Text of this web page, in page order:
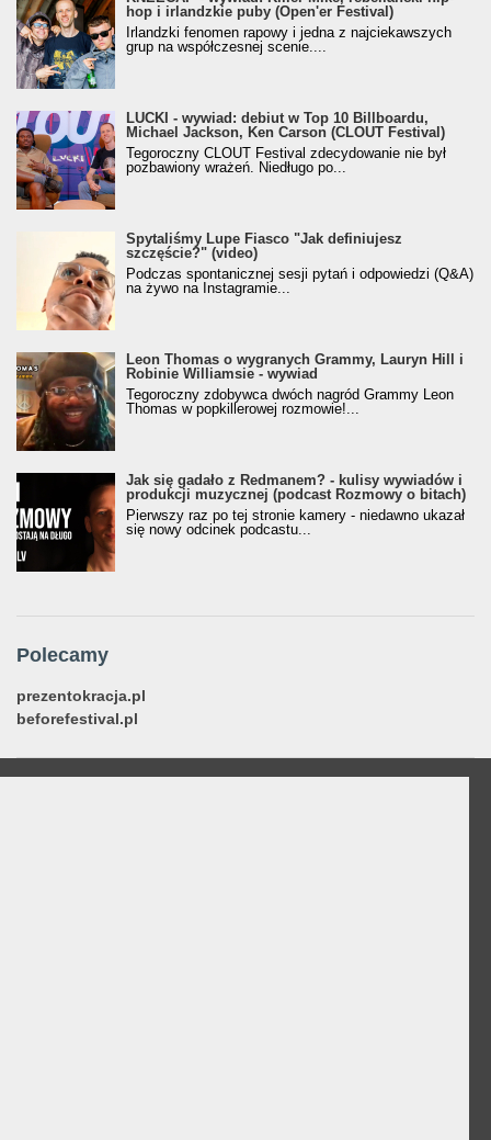
hop i irlandzkie puby (Open'er Festival)
Irlandzki fenomen rapowy i jedna z najciekawszych
grup na współczesnej scenie....
LUCKI - wywiad: debiut w Top 10 Billboardu,
Michael Jackson, Ken Carson (CLOUT Festival)
Tegoroczny CLOUT Festival zdecydowanie nie był
pozbawiony wrażeń. Niedługo po...
Spytaliśmy Lupe Fiasco "Jak definiujesz
szczęście?" (video)
Podczas spontanicznej sesji pytań i odpowiedzi (Q&A)
na żywo na Instagramie...
Leon Thomas o wygranych Grammy, Lauryn Hill i
Robinie Williamsie - wywiad
Tegoroczny zdobywca dwóch nagród Grammy Leon
Thomas w popkillerowej rozmowie!...
Jak się gadało z Redmanem? - kulisy wywiadów i
produkcji muzycznej (podcast Rozmowy o bitach)
Pierwszy raz po tej stronie kamery - niedawno ukazał
się nowy odcinek podcastu...
Polecamy
prezentokracja.pl
beforefestival.pl